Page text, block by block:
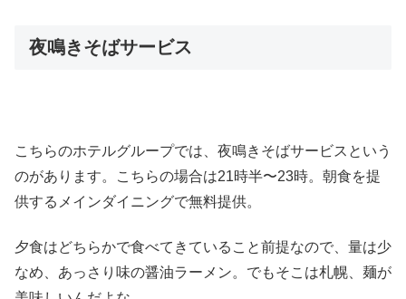
夜鳴きそばサービス
こちらのホテルグループでは、夜鳴きそばサービスという
のがあります。こちらの場合は21時半〜23時。朝食を提
供するメインダイニングで無料提供。
夕食はどちらかで食べてきていること前提なので、量は少
なめ、あっさり味の醤油ラーメン。でもそこは札幌、麺が